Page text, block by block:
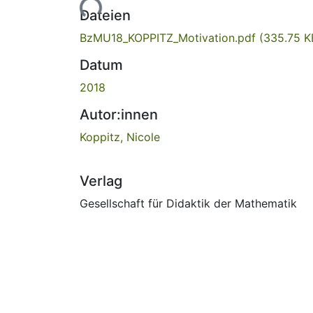
Lade...
Dateien
BzMU18_KOPPITZ_Motivation.pdf (335.75
Datum
2018
Autor:innen
Koppitz, Nicole
Verlag
Gesellschaft für Didaktik der Mathematik